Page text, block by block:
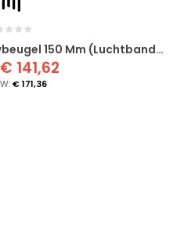
Platenroller 4176 Met Duwbeugel 150 Mm (luchtbanden)
€ 171,36
€ 141,62